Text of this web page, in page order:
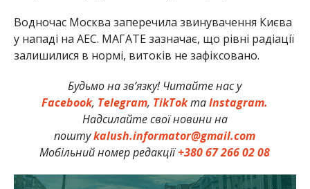
Водночас Москва заперечила звинувачення Києва
у нападі на АЕС. МАГАТЕ зазначає, що рівні радіації
залишилися в нормі, витоків не зафіксовано.
Будьмо на зв’язку! Читайте нас у
Facebook, Telegram, TikTokтаInstagram.
Надсилайте свої новини на
поштуkalush.informator@gmail.com
Мобільний номер редакції+380 67 266 02 08